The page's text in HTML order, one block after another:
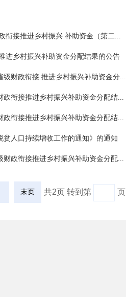
衔接推进乡村振兴 补助资金（第二...
进乡村振兴补助资金分配结果的公告
级财政衔接 推进乡村振兴补助资金分...
政衔接推进乡村振兴补助资金分配结...
政衔接推进乡村振兴补助资金分配结...
人口持续增收工作的通知》的通知
财政衔接推进乡村振兴补助资金分配...
末页 共2页 转到第 页